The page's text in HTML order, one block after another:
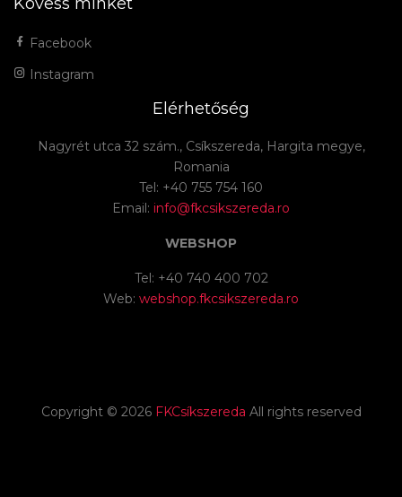
Facebook
Instagram
Elérhetőség
Nagyrét utca 32 szám., Csíkszereda, Hargita megye,
Romania
Tel: +40 755 754 160
Email: info@fkcsikszereda.ro
WEBSHOP
Tel: +40 740 400 702
Web: webshop.fkcsikszereda.ro
Copyright © 2026 FKCsíkszereda All rights reserved